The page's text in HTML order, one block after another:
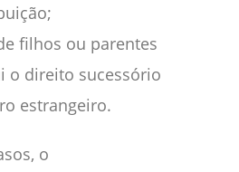
filhos ou parentes
o direito sucessório
estrangeiro.
o